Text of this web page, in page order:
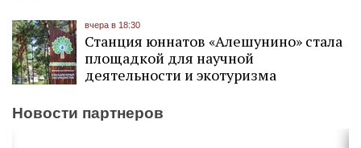
вчера в 18:30
Станция юннатов «Алешунино» стала
площадкой для научной
деятельности и экотуризма
Новости партнеров